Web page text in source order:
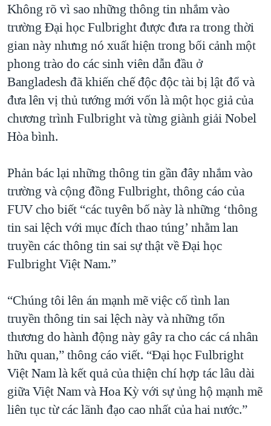
Không rõ vì sao những thông tin nhắm vào
trường Đại học Fulbright được đưa ra trong thời
gian này nhưng nó xuất hiện trong bối cảnh một
phong trào do các sinh viên dẫn đầu ở
Bangladesh đã khiến chế độc độc tài bị lật đổ và
đưa lên vị thủ tướng mới vốn là một học giả của
chương trình Fulbright và từng giành giải Nobel
Hòa bình.
Phản bác lại những thông tin gần đây nhắm vào
trường và cộng đồng Fulbright, thông cáo của
FUV cho biết “các tuyên bố này là những ‘thông
tin sai lệch với mục đích thao túng’ nhằm lan
truyền các thông tin sai sự thật về Đại học
Fulbright Việt Nam.”
“Chúng tôi lên án mạnh mẽ việc cố tình lan
truyền thông tin sai lệch này và những tổn
thương do hành động này gây ra cho các cá nhân
hữu quan,” thông cáo viết. “Đại học Fulbright
Việt Nam là kết quả của thiện chí hợp tác lâu dài
giữa Việt Nam và Hoa Kỳ với sự ủng hộ mạnh mẽ
liên tục từ các lãnh đạo cao nhất của hai nước.”